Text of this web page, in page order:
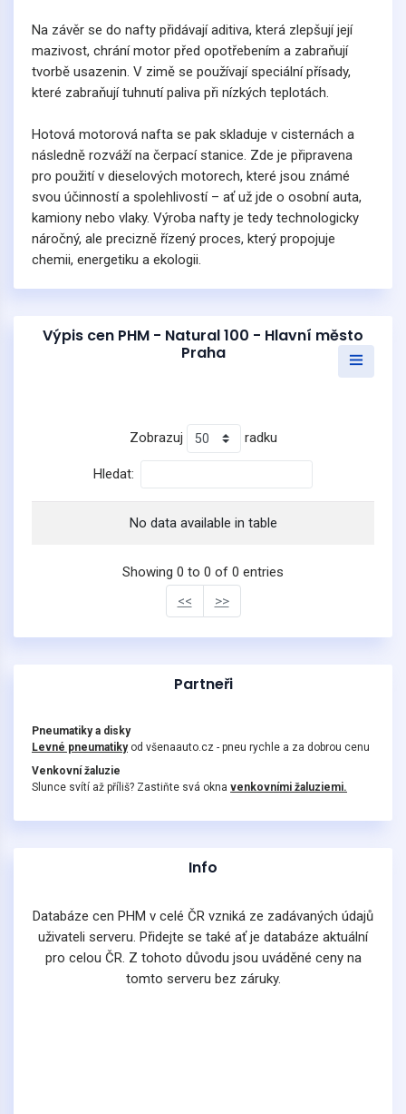
Na závěr se do nafty přidávají aditiva, která zlepšují její
mazivost, chrání motor před opotřebením a zabraňují
tvorbě usazenin. V zimě se používají speciální přísady,
které zabraňují tuhnutí paliva při nízkých teplotách.
Hotová motorová nafta se pak skladuje v cisternách a
následně rozváží na čerpací stanice. Zde je připravena
pro použití v dieselových motorech, které jsou známé
svou účinností a spolehlivostí – ať už jde o osobní auta,
kamiony nebo vlaky. Výroba nafty je tedy technologicky
náročný, ale precizně řízený proces, který propojuje
chemii, energetiku a ekologii.
Výpis cen PHM - Natural 100 - Hlavní město
Praha
Zobrazuj radku
Hledat:
No data available in table
Showing 0 to 0 of 0 entries
<<
>>
Partneři
Pneumatiky a disky
Levné pneumatikyod všenaauto.cz - pneu rychle a za dobrou cenu
Venkovní žaluzie
Slunce svítí až příliš? Zastiňte svá okna venkovními žaluziemi.
Info
Databáze cen PHM v celé ČR vzniká ze zadávaných údajů
uživateli serveru. Přidejte se také ať je databáze aktuální
pro celou ČR. Z tohoto důvodu jsou uváděné ceny na
tomto serveru bez záruky.